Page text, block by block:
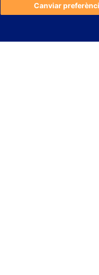
Canviar